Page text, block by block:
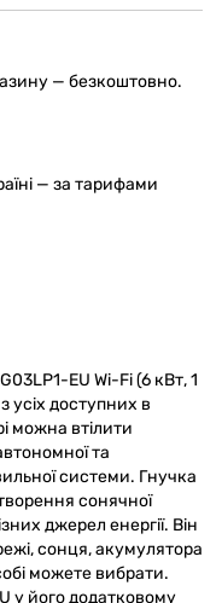
— безкоштовно.
— за тарифами
EU Wi-Fi (6 кВт, 1
усіх доступних в
можна втілити
та
системи. Гнучка
сонячної
джерел енергії. Він
сонця, акумулятора
можете вибрати.
у його додатковому